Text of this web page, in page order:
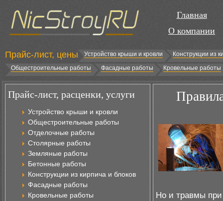
Главная
О компании
Прайс-лист, цены Устройство крыши и кровли
Конструкции из
Общестроительные работы
Фасадные работы Кровельные работы
Прайс-лист, расценки, услуги
Устройство крыши и кровли
Общестроительные работы
Отделочные работы
Столярные работы
Земляные работы
Бетонные работы
Конструкции из кирпича и блоков
Фасадные работы
Кровельные работы
Но и травмы